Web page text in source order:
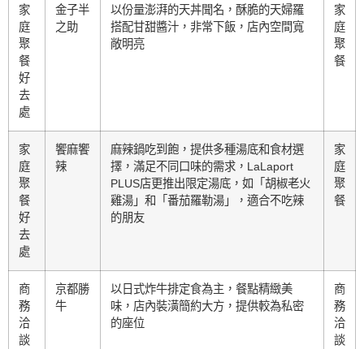
家
庭
聚
餐
好
去
處
金子半
之助
以份量澎湃的天丼聞名，酥脆的天婦羅
搭配甘甜醬汁，非常下飯，店內空間寬
敞明亮
家
庭
聚
餐
家
庭
聚
餐
好
去
處
饗麻饗
辣
麻辣鍋吃到飽，提供多種湯底和食材選
擇，滿足不同口味的需求，LaLaport
PLUS店更推出限定湯底，如「胡椒老火
雞湯」和「番茄羅勒湯」，適合不吃辣
的朋友
家
庭
聚
餐
商
務
洽
談
京都勝
牛
以日式炸牛排定食為主，餐點精緻美
味，店內裝潢簡約大方，提供較為私密
的座位
商
務
洽
談